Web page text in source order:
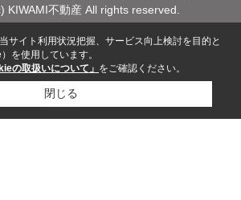
KIWAMI不動産 All rights reserved.
サイト利用状況把握、サービス向上検討を目的と
を使用しています。
の取扱いについて」 をご確認ください。
閉じる